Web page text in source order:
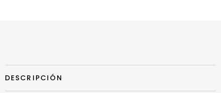
DESCRIPCIÓN